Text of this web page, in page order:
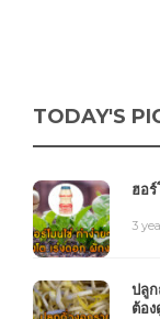
TODAY'S
ฮอร์
3
ปลูก
ต้อ